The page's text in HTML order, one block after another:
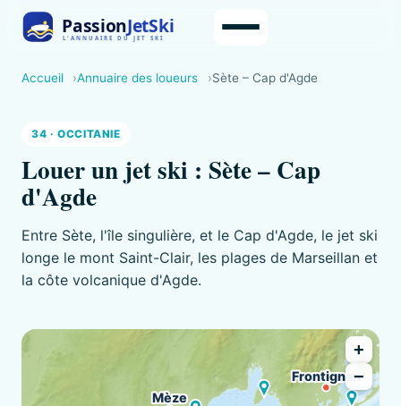
Accueil Annuaire des loueurs Sète – Cap d'Agde
34 · OCCITANIE
Louer un jet ski : Sète – Cap
d'Agde
Entre Sète, l'île singulière, et le Cap d'Agde, le jet ski
longe le mont Saint-Clair, les plages de Marseillan et
la côte volcanique d'Agde.
+
−
Frontignan
Mèze